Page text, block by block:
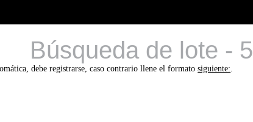
Búsqueda de lote - 5
debe registrarse, caso contrario llene el formatosiguiente:.